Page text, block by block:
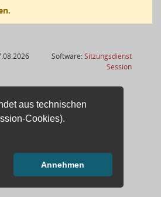
aus technischen
Cookies).
Annehmen
Software:Sitzungsdienst
Session(Wird in